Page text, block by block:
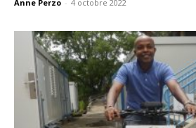
Anne Perzo - 4 octobre 2022